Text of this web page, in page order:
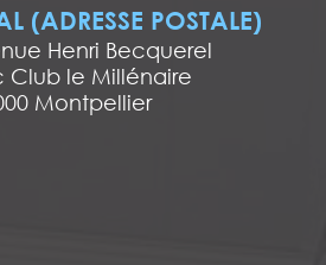
(ADRESSE POSTALE)
Henri Becquerel
Club le Millénaire
Montpellier